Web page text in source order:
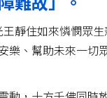
靜住如來憐憫眾
樂、幫助未來一切